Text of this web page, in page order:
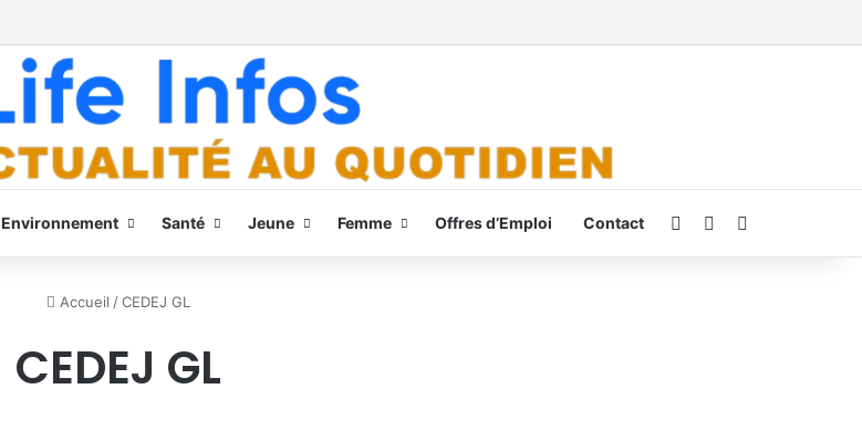
Environnement Santé Jeune Femme Offres d’Emploi Contact ConnexionSwitch skin
Accueil /CEDEJ GL
CEDEJ GL